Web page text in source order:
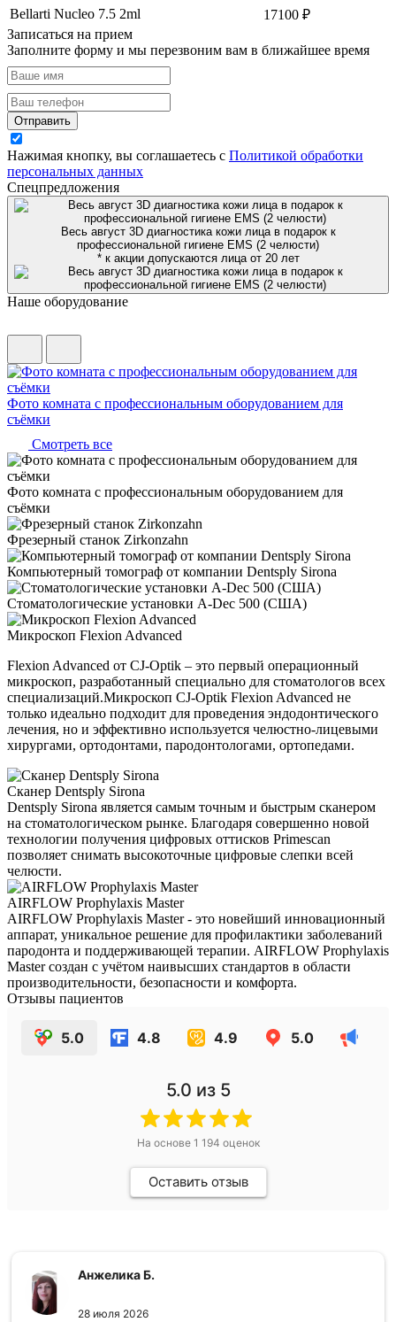
Bellarti Nucleo 7.5 2ml
17100 ₽
Записаться на прием
Заполните форму и мы перезвоним вам в ближайшее время
Отправить
Нажимая кнопку, вы соглашаетесь с Политикой обработки
персональных данных
Спецпредложения
Весь август 3D диагностика кожи лица в подарок к
профессиональной гигиене EMS (2 челюсти)
* к акции допускаются лица от 20 лет
Наше оборудование
Фото комната с профессиональным оборудованием для
съёмки
Смотреть все
Фото комната с профессиональным оборудованием для
съёмки
Фрезерный станок Zirkonzahn
Компьютерный томограф от компании Dentsply Sirona
Стоматологические установки A-Dec 500 (США)
Микроскоп Flexion Advanced
Flexion Advanced от CJ-Optik – это первый операционный
микроскоп, разработанный специально для стоматологов всех
специализаций.Микроскоп CJ-Optik Flexion Advanced не
только идеально подходит для проведения эндодонтического
лечения, но и эффективно используется челюстно-лицевыми
хирургами, ортодонтами, пародонтологами, ортопедами.
Сканер Dentsply Sirona
Dentsply Sirona является самым точным и быстрым сканером
на стоматологическом рынке. Благодаря совершенно новой
технологии получения цифровых оттисков Primescan
позволяет снимать высокоточные цифровые слепки всей
челюсти.
AIRFLOW Prophylaxis Master
AIRFLOW Prophylaxis Master - это новейший инновационный
аппарат, уникальное решение для профилактики заболеваний
пародонта и поддерживающей терапии. AIRFLOW Prophylaxis
Master создан с учётом наивысших стандартов в области
производительности, безопасности и комфорта.
Отзывы пациентов
5.0 4.8 4.9 5.0
5.0 из 5
На основе 1 194 оценок
Оставить отзыв
Анжелика Б.
28 июля 2026